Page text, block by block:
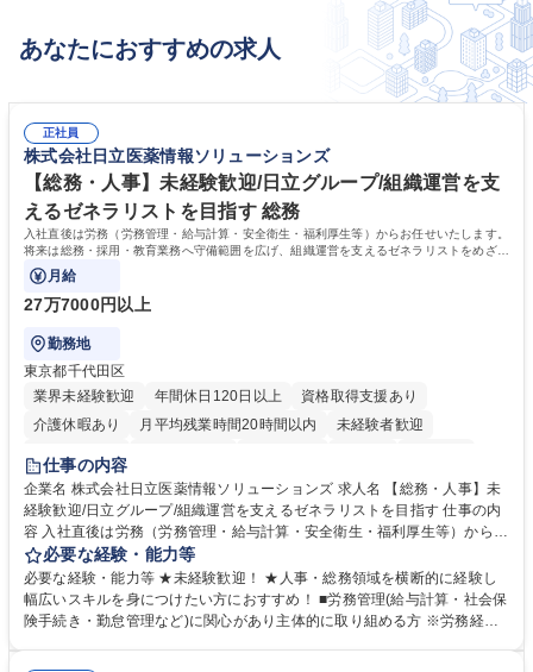
あなたにおすすめの求人
正社員
株式会社日立医薬情報ソリューションズ
【総務・人事】未経験歓迎/日立グループ/組織運営を支
えるゼネラリストを目指す 総務
入社直後は労務（労務管理・給与計算・安全衛生・福利厚生等）からお任せいたします。
将来は総務・採用・教育業務へ守備範囲を広げ、組織運営を支えるゼネラリストをめざせ
ます。
月給
27万7000円以上
勤務地
東京都千代田区
業界未経験歓迎
年間休日120日以上
資格取得支援あり
介護休暇あり
月平均残業時間20時間以内
未経験者歓迎
住宅手当あり
育休あり
完全週休2日制 交通費支給 土日祝休み 寮・社宅あり
仕事の内容
企業名 株式会社日立医薬情報ソリューションズ 求人名 【総務・人事】未
経験歓迎/日立グループ/組織運営を支えるゼネラリストを目指す 仕事の内
容 入社直後は労務（労務管理・給与計算・安全衛生・福利厚生等）からお
任せいたします。将来は総務・採用・教育業務へ守備範囲を広げ、組織運
営を支えるゼネラリストをめざせます。 ・初期業務：労働時間管理、給与
計算、社会保険対応、福利厚生管理、安全衛生、健康経営推進等をお任せ
します。ご経験に応じて、休職者管理など、幅広く経験を積んでいただき
必要な経験・能力等
必要な経験・能力等 ★未経験歓迎！ ★人事・総務領域を横断的に経験し
幅広いスキルを身につけたい方におすすめ！ ■労務管理(給与計算・社会保
険手続き・勤怠管理など)に関心があり主体的に取り組める方 ※労務経験